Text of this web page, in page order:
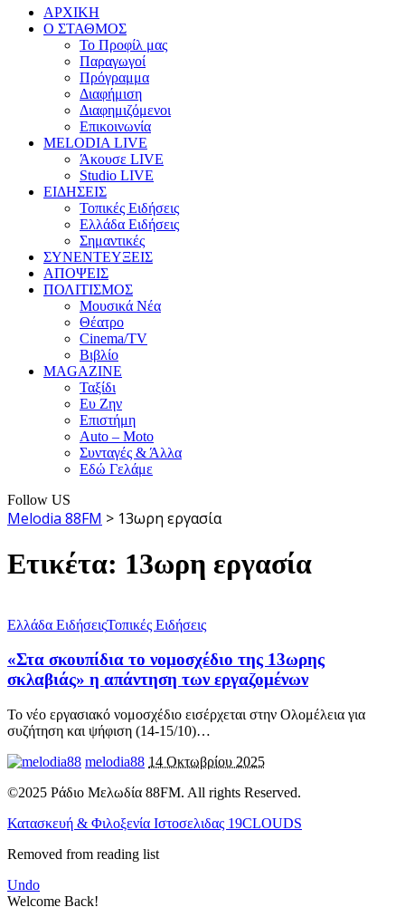
ΑΡΧΙΚΗ
Ο ΣΤΑΘΜΟΣ
Το Προφίλ μας
Παραγωγοί
Πρόγραμμα
Διαφήμιση
Διαφημιζόμενοι
Επικοινωνία
MELODIA LIVE
Άκουσε LIVE
Studio LIVE
ΕΙΔΗΣΕΙΣ
Τοπικές Ειδήσεις
Ελλάδα Ειδήσεις
Σημαντικές
ΣΥΝΕΝΤΕΥΞΕΙΣ
ΑΠΟΨΕΙΣ
ΠΟΛΙΤΙΣΜΟΣ
Μουσικά Νέα
Θέατρο
Cinema/TV
Βιβλίο
MAGAZINE
Ταξίδι
Ευ Ζην
Επιστήμη
Auto – Moto
Συνταγές & Άλλα
Εδώ Γελάμε
Follow US
Melodia 88FM > 13ωρη εργασία
Ετικέτα: 13ωρη εργασία
Ελλάδα ΕιδήσειςΤοπικές Ειδήσεις
«Στα σκουπίδια το νομοσχέδιο της 13ωρης
σκλαβιάς» η απάντηση των εργαζομένων
Το νέο εργασιακό νομοσχέδιο εισέρχεται στην Ολομέλεια για
συζήτηση και ψήφιση (14-15/10)…
melodia88 14 Οκτωβρίου 2025
©2025 Ράδιο Μελωδία 88FM. All rights Reserved.
Κατασκευή & Φιλοξενία Ιστοσελιδας 19CLOUDS
Removed from reading list
Undo
Welcome Back!